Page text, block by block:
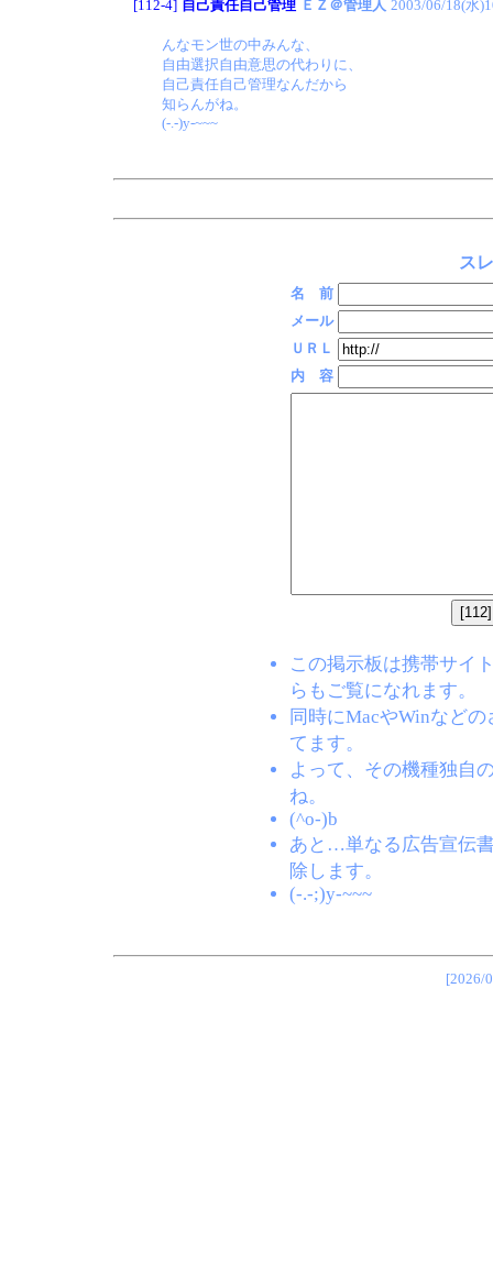
[112-4] 自己責任自己管理 ＥＺ＠管理人 2003/06/18(水
んなモン世の中みんな、
自由選択自由意思の代わりに、
自己責任自己管理なんだから
知らんがね。
(-.-)y-~~~
ス
名 前
メール
ＵＲＬ
内 容
この掲示板は携帯サイ
らもご覧になれます。
同時にMacやWinなど
てます。
よって、その機種独自
ね。
(^o-)b
あと…単なる広告宣伝
除します。
(-.-;)y-~~~
[2026/